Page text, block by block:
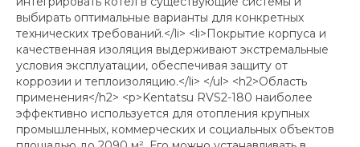
выбирать оптимальные варианты для конкретных
технических требований.</li> <li>Покрытие корпуса и
качественная изоляция выдерживают экстремальные
условия эксплуатации, обеспечивая защиту от
коррозии и теплоизоляцию.</li> </ul> <h2>Область
применения</h2> <p>Kentatsu RVS2-180 наиболее
эффективно используется для отопления крупных
промышленных, коммерческих и социальных объектов